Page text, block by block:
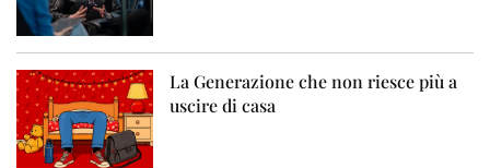
La Generazione che non riesce più a
uscire di casa